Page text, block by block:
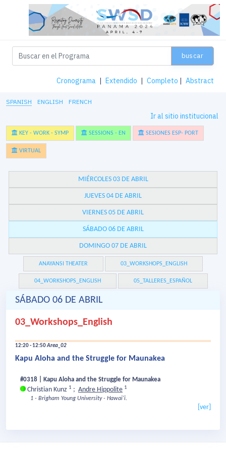
buscar
Cronograma | Extendido | Completo | Abstract
SPANISH ENGLISH FRENCH
Ir al sitio institucional
KEY - WORK - SYMP SESSIONS - EN SESIONES ESP- PORT
VIRTUAL
MIÉRCOLES 03 DE ABRIL
JUEVES 04 DE ABRIL
VIERNES 05 DE ABRIL
SÁBADO 06 DE ABRIL
DOMINGO 07 DE ABRIL
ANAYANSI THEATER 03_WORKSHOPS_ENGLISH
04_WORKSHOPS_ENGLISH 05_TALLERES_ESPAÑOL
SÁBADO 06 DE ABRIL
03_Workshops_English
12:20 - 12:50Area_02
Kapu Aloha and the Struggle for Maunakea
#0318 | Kapu Aloha and the Struggle for Maunakea
Christian Kunz 1 ; Andre Hippolite 1
1 - Brigham Young University - Hawaiʻi.
[ver]